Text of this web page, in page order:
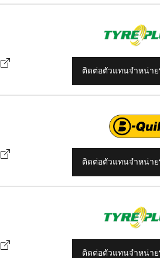
ติดต่อตัวแทนจำหน่าย
ติดต่อตัวแทนจำหน่าย
ติดต่อตัวแทนจำหน่าย